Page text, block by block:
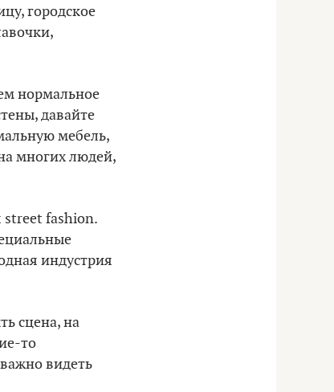
городское
нормальное
давайте
мебель,
многих людей,
street fashion.
индустрия
сцена, на
то
видеть